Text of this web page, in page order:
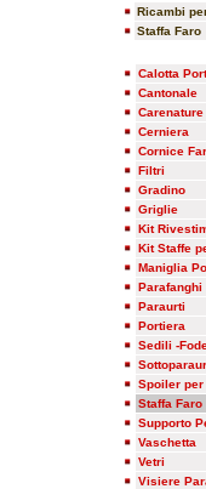
Ricambi
Staffa Faro
Calotta
Cantonale
Carenature
Cerniera
Cornice
Filtri
Gradino
Griglie
Kit
Kit Staffe
Maniglia
Parafanghi
Paraurti
Portiera
Sedili -
Spoiler per
Staffa Faro
Supporto
Vaschetta
Vetri
Visiere